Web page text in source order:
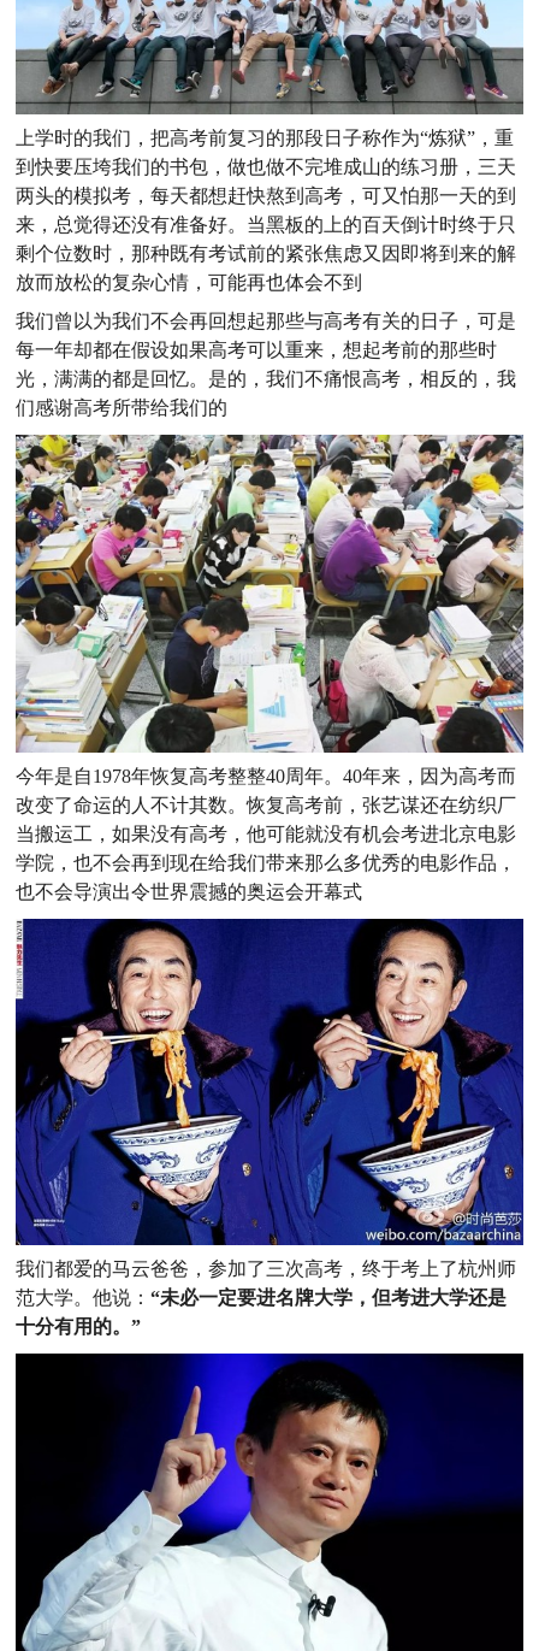
上学时的我们，把高考前复习的那段日子称作为“炼狱”，重
到快要压垮我们的书包，做也做不完堆成山的练习册，三天
两头的模拟考，每天都想赶快熬到高考，可又怕那一天的到
来，总觉得还没有准备好。当黑板的上的百天倒计时终于只
剩个位数时，那种既有考试前的紧张焦虑又因即将到来的解
放而放松的复杂心情，可能再也体会不到
我们曾以为我们不会再回想起那些与高考有关的日子，可是
每一年却都在假设如果高考可以重来，想起考前的那些时
光，满满的都是回忆。是的，我们不痛恨高考，相反的，我
们感谢高考所带给我们的
今年是自1978年恢复高考整整40周年。40年来，因为高考而
改变了命运的人不计其数。恢复高考前，张艺谋还在纺织厂
当搬运工，如果没有高考，他可能就没有机会考进北京电影
学院，也不会再到现在给我们带来那么多优秀的电影作品，
也不会导演出令世界震撼的奥运会开幕式
我们都爱的马云爸爸，参加了三次高考，终于考上了杭州师
范大学。他说：“未必一定要进名牌大学，但考进大学还是
十分有用的。”